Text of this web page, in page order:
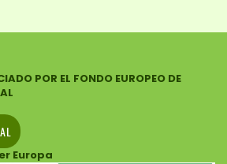
POR EL FONDO EUROPEO DE
Europa